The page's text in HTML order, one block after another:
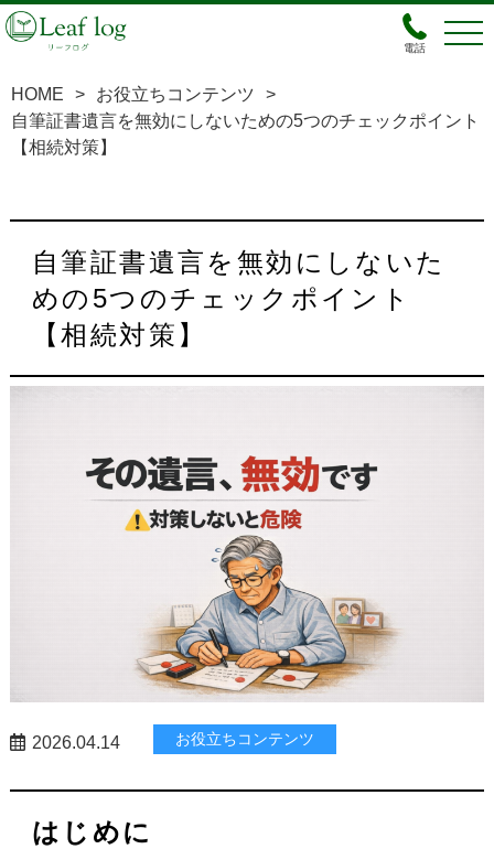
電話
HOME > お役立ちコンテンツ
>
自筆証書遺言を無効にしないための5つのチェックポイント
【相続対策】
自筆証書遺言を無効にしないた
めの5つのチェックポイント
【相続対策】
2026.04.14 お役立ちコンテンツ
はじめに